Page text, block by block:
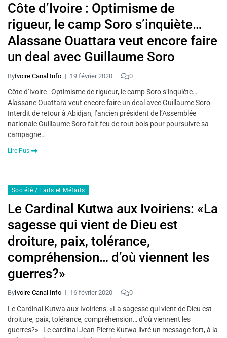
Côte d’Ivoire : Optimisme de
rigueur, le camp Soro s’inquiète…
Alassane Ouattara veut encore faire
un deal avec Guillaume Soro
ByIvoire Canal Info 19 février 2020 0
Côte d’Ivoire : Optimisme de rigueur, le camp Soro s’inquiète…
Alassane Ouattara veut encore faire un deal avec Guillaume Soro
Interdit de retour à Abidjan, l’ancien président de l’Assemblée
nationale Guillaume Soro fait feu de tout bois pour poursuivre sa
campagne…
Lire Pus
Société / Faits et Méfaits
Le Cardinal Kutwa aux Ivoiriens: «La
sagesse qui vient de Dieu est
droiture, paix, tolérance,
compréhension… d’où viennent les
guerres?»
ByIvoire Canal Info 16 février 2020 0
Le Cardinal Kutwa aux Ivoiriens: «La sagesse qui vient de Dieu est
droiture, paix, tolérance, compréhension… d’où viennent les
guerres?» Le cardinal Jean Pierre Kutwa livré un message fort, à la